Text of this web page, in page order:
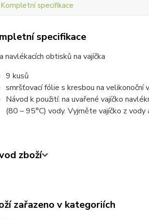
Kompletní specifikace
specifikace
navlékacích obtisků na vajíčka
9 kusů
smršťovací fólie s kresbou na velikonoční
Návod k použití: na uvařené vajíčko
(80 – 95°C) vody. Vyjměte vajíčko z vody
zboží
zařazeno v kategoriích